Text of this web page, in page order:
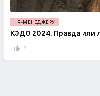
HR-МЕНЕДЖЕРУ
КЭДО 2024. Правда или
7